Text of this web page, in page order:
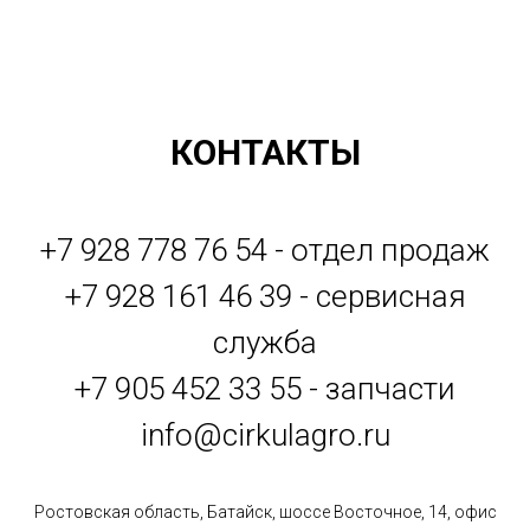
КОНТАКТЫ
+7 928 778 76 54 - отдел продаж
+7 928 161 46 39 - сервисная
служба
+7 905 452 33 55 - запчасти
info@cirkulagro.ru
Ростовская область, Батайск, шоссе Восточное, 14, офис